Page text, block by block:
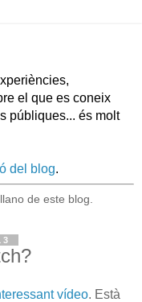
el que es coneix
públiques... és molt
del blog.
de este blog.
vídeo. Està